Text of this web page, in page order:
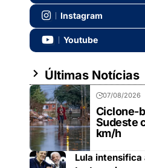
Instagram
Youtube
Últimas Notícias
07/08/2026
Ciclone-
Sudeste
km/h
Lula intensifica